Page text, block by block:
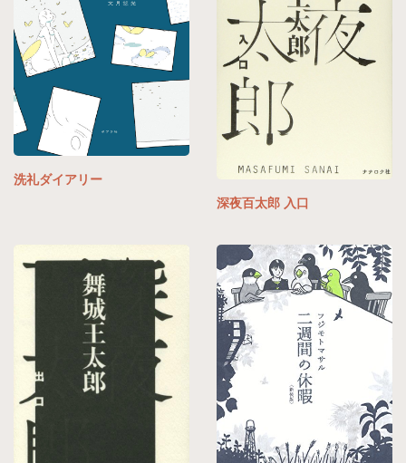
洗礼ダイアリー
深夜百太郎 入口